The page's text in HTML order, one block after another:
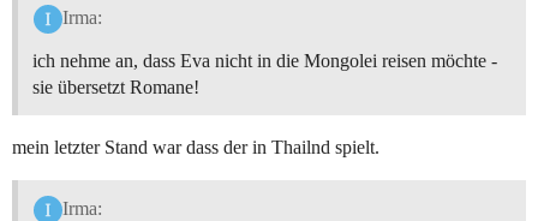
Irma:
ich nehme an, dass Eva nicht in die Mongolei reisen möchte -
sie übersetzt Romane!
mein letzter Stand war dass der in Thailnd spielt.
Irma: